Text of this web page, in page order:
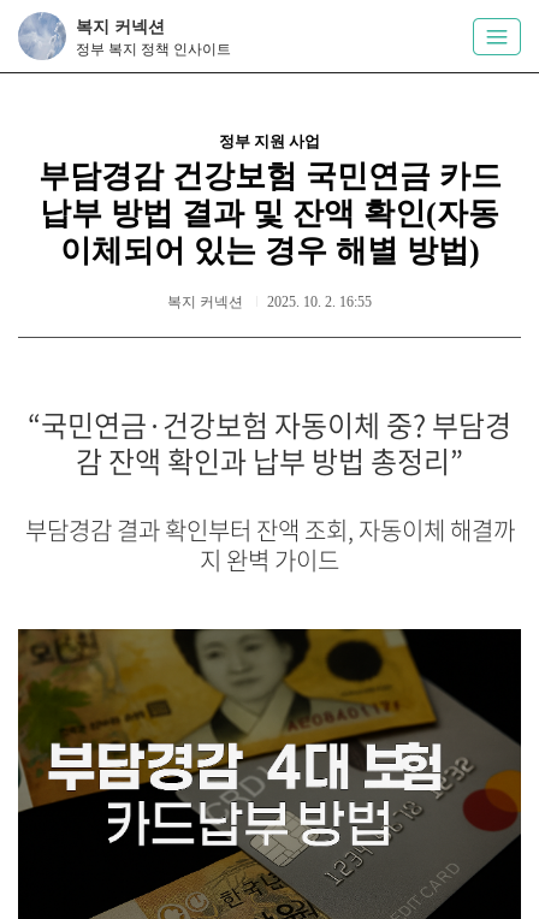
복지 커넥션
정부 복지 정책 인사이트
정부 지원 사업
부담경감 건강보험 국민연금 카드
납부 방법 결과 및 잔액 확인(자동
이체되어 있는 경우 해별 방법)
복지 커넥션 2025. 10. 2. 16:55
“국민연금·건강보험 자동이체 중? 부담경
감 잔액 확인과 납부 방법 총정리”
부담경감 결과 확인부터 잔액 조회, 자동이체 해결까
지 완벽 가이드